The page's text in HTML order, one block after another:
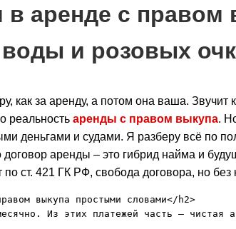
в аренде с правом
и розовых
как за аренду, а потом она ваша. Звучит
реальность аренды с правом выкупа.
деньгами и судами. Я разберу всё по
аренды – это гибрид найма и
ст. 421 ГК РФ, свобода договора, но без
выкупа простыми словами</h2>
Из этих платежей часть –